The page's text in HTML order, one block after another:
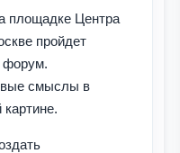
площадке Центра
пройдет
форум.
смыслы в